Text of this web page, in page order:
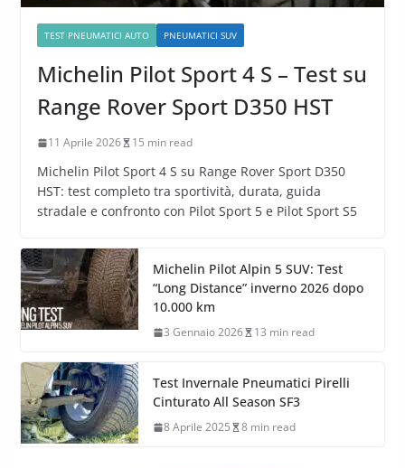
TEST PNEUMATICI AUTO PNEUMATICI SUV
Michelin Pilot Sport 4 S – Test su
Range Rover Sport D350 HST
11 Aprile 2026 15 min read
Michelin Pilot Sport 4 S su Range Rover Sport D350
HST: test completo tra sportività, durata, guida
stradale e confronto con Pilot Sport 5 e Pilot Sport S5
Michelin Pilot Alpin 5 SUV: Test
“Long Distance” inverno 2026 dopo
10.000 km
3 Gennaio 2026 13 min read
Test Invernale Pneumatici Pirelli
Cinturato All Season SF3
8 Aprile 2025 8 min read